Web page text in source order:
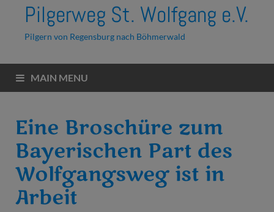
Pilgerweg St. Wolfgang e.V.
Pilgern von Regensburg nach Böhmerwald
MAIN MENU
Eine Broschüre zum
Bayerischen Part des
Wolfgangsweg ist in
Arbeit